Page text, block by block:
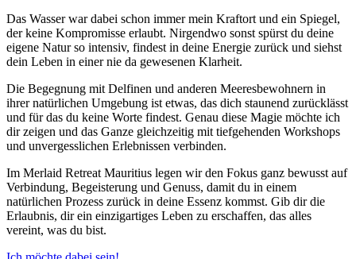
Das Wasser war dabei schon immer mein Kraftort und ein Spiegel,
der keine Kompromisse erlaubt. Nirgendwo sonst spürst du deine
eigene Natur so intensiv, findest in deine Energie zurück und siehst
dein Leben in einer nie da gewesenen Klarheit.
Die Begegnung mit Delfinen und anderen Meeresbewohnern in
ihrer natürlichen Umgebung ist etwas, das dich staunend zurücklässt
und für das du keine Worte findest. Genau diese Magie möchte ich
dir zeigen und das Ganze gleichzeitig mit tiefgehenden Workshops
und unvergesslichen Erlebnissen verbinden.
Im Merlaid Retreat Mauritius legen wir den Fokus ganz bewusst auf
Verbindung, Begeisterung und Genuss, damit du in einem
natürlichen Prozess zurück in deine Essenz kommst. Gib dir die
Erlaubnis, dir ein einzigartiges Leben zu erschaffen, das alles
vereint, was du bist.